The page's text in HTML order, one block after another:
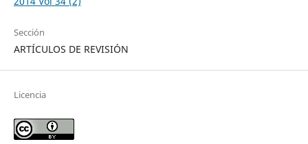
Sección
ARTÍCULOS DE REVISIÓN
Licencia